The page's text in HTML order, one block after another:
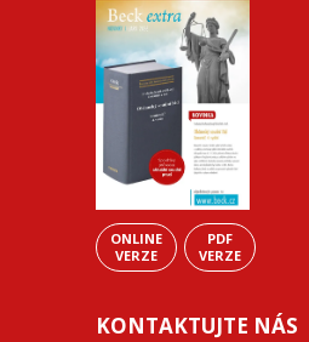
ONLINE
VERZE
PDF
VERZE
KONTAKTUJTE NÁS